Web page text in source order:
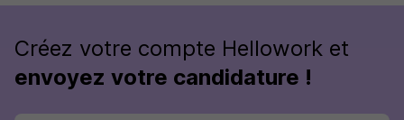
Créez votre compte Hellowork et
envoyez votre candidature !